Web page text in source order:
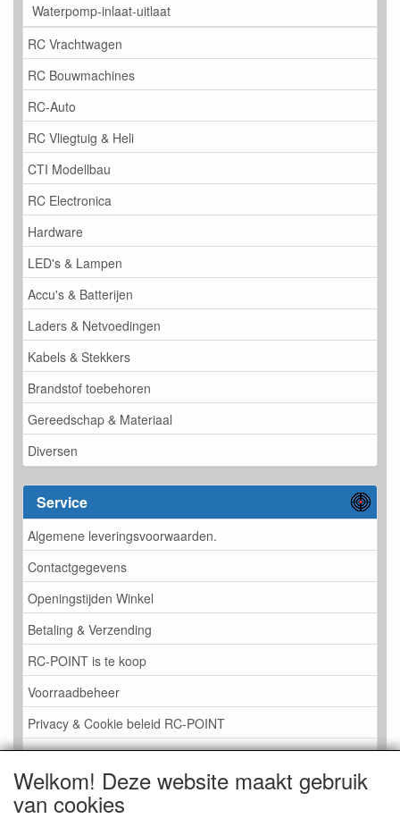
Waterpomp-inlaat-uitlaat
RC Vrachtwagen
RC Bouwmachines
RC-Auto
RC Vliegtuig & Heli
CTI Modellbau
RC Electronica
Hardware
LED's & Lampen
Accu's & Batterijen
Laders & Netvoedingen
Kabels & Stekkers
Brandstof toebehoren
Gereedschap & Materiaal
Diversen
Service
Algemene leveringsvoorwaarden.
Contactgegevens
Openingstijden Winkel
Betaling & Verzending
RC-POINT is te koop
Voorraadbeheer
Privacy & Cookie beleid RC-POINT
LINK PAGINA
Gastenboek RC-POINT
Kijkje in de Winkel
Welkom! Deze website maakt gebruik
van cookies